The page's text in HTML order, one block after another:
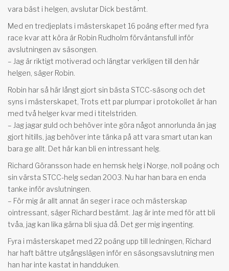
vara bäst i helgen, avslutar Dick bestämt.
Med en tredjeplats i mästerskapet 16 poäng efter med fyra
race kvar att köra är Robin Rudholm förväntansfull inför
avslutningen av säsongen.
– Jag är riktigt motiverad och längtar verkligen till den här
helgen, säger Robin.
Robin har så här långt gjort sin bästa STCC-säsong och det
syns i mästerskapet, Trots ett par plumpar i protokollet är han
med två helger kvar med i titelstriden.
– Jag jagar guld och behöver inte göra något annorlunda än jag
gjort hitills, jag behöver inte tänka på att vara smart utan kan
bara ge allt. Det här kan bli en intressant helg.
Richard Göransson hade en hemsk helg i Norge, noll poäng och
sin värsta STCC-helg sedan 2003. Nu har han bara en enda
tanke inför avslutningen.
– För mig är allt annat än seger i race och mästerskap
ointressant, säger Richard bestämt. Jag är inte med för att bli
tvåa, jag kan lika gärna bli sjua då. Det ger mig ingenting.
Fyra i mästerskapet med 22 poäng upp till ledningen, Richard
har haft bättre utgångslägen inför en säsongsavslutning men
han har inte kastat in handduken.